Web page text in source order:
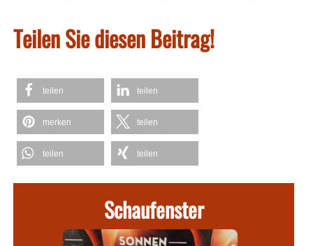
Teilen Sie diesen Beitrag!
teilen teilen
merken teilen
teilen teilen
Schaufenster